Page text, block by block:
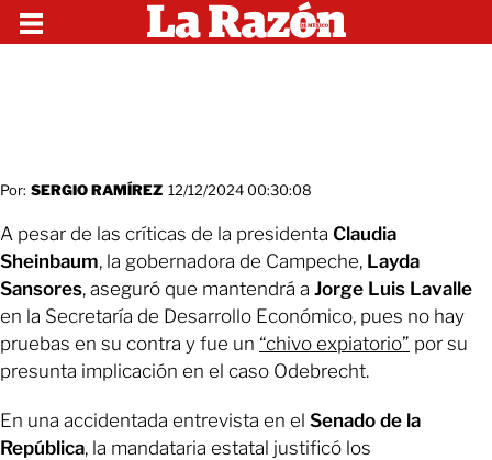
Por: SERGIO RAMÍREZ 12/12/2024 00:30:08
A pesar de las críticas de la presidenta Claudia
Sheinbaum, la gobernadora de Campeche, Layda
Sansores, aseguró que mantendrá a Jorge Luis Lavalle
en la Secretaría de Desarrollo Económico, pues no hay
pruebas en su contra y fue un “chivo expiatorio” por su
presunta implicación en el caso Odebrecht.
En una accidentada entrevista en el Senado de la
República, la mandataria estatal justificó los